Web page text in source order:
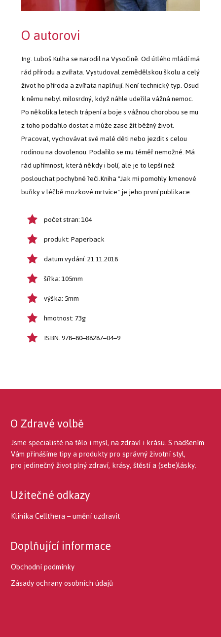
O autorovi
Ing. Luboš Kulha se narodil na Vysočině. Od útlého mládí má
rád přírodu a zvířata. Vystudoval zemědělskou školu a celý
život ho příroda a zvířata naplňují. Není technický typ. Osud
k němu nebyl milosrdný, když náhle udeřila vážná nemoc.
Po několika letech trápení a boje s vážnou chorobou se mu
z toho podařilo dostat a může zase žít běžný život.
Pracovat, vychovávat své malé děti nebo jezdit s celou
rodinou na dovolenou. Podařilo se mu téměř nemožné. Má
rád upřímnost, která někdy i bolí, ale je to lepší než
poslouchat pochybné řeči.Kniha "Jak mi pomohly kmenové
buňky v léčbě mozkové mrtvice" je jeho první publikace.
počet stran: 104
produkt: Paperback
datum vydání: 21.11.2018
šířka: 105mm
výška: 5mm
hmotnost: 73g
ISBN: 978–80–88287–04–9
O Zdravé volbě
Jsme specialisté na tělo i mysl, na zdraví i krásu. S nadšením
Vám přinášíme tipy a produkty pro správný životní styl,
pro jedinečný život plný zdraví, krásy, štěstí a (sebe)lásky.
Užitečné odkazy
Klinika Cellthera – umění uzdravit
Doplňující informace
Obchodní podmínky
Zásady ochrany osobních údajů